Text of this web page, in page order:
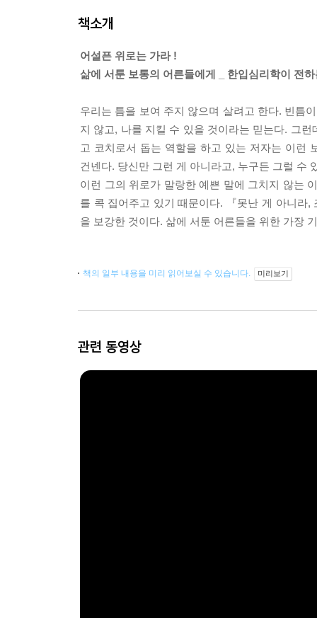
책소개
어설픈 위로는 가라 !
삶에 서툰 보통의 어른들에게 _ 한입심리학이 전
우리는 틈을 보여 주지 않으며 살려고 한다. 빈틈
지 않고, 나를 지킬 수 있을 것이라는 믿는다. 그
고 코치로서 돕는 역할을 하고 있는 저자는 이런
건넨다. 당신만 그런 게 아니라고, 누구든 그럴 수
이런 그의 위로가 말랑한 예쁜 말에 그치지 않는
를 콕 집어주고 있기 때문이다. 『못난 게 아니라
을 보강한 것이다. 삶에 서툰 어른들을 위한 가장
책의 일부 내용을 미리 읽어보실 수 있습니다. 미리보기
관련 동영상